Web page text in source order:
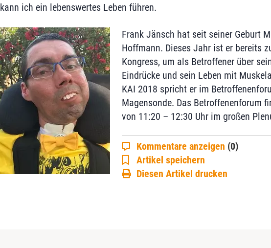
kann ich ein lebenswertes Leben führen.
Frank Jänsch hat seit seiner Geburt
Hoffmann. Dieses Jahr ist er bereits
Kongress, um als Betroffener über
Eindrücke und sein Leben mit
KAI 2018 spricht er im
Magensonde. Das Betroffenenforum
von 11:20 – 12:30 Uhr im großen
Kommentare anzeigen (0)
Artikel speichern
Diesen Artikel drucken